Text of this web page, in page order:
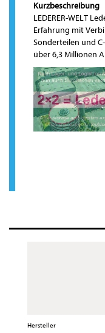
Kurzbeschreibung
LEDERER-WELT
Erfahrung mit
Sonderteilen und
über 6,3 Millionen
Hersteller